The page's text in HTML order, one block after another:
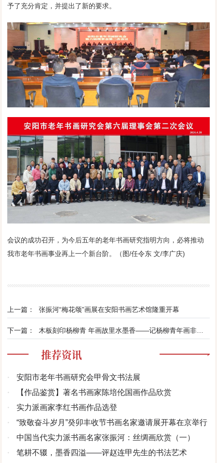
推荐资讯
·
安阳市老年书画研究会甲骨文书法展
·
【作品鉴赏】著名书画家陈培伦国画作品欣赏
·
实力派画家李红书画作品选登
·
“致敬奋斗岁月”癸卯丰收节书画名家邀请展开幕在京举行
·
中国当代实力派书画名家张振河：丝绸画欣赏（一）
·
笔耕不辍，墨香四溢——评赵连甲先生的书法艺术
予了充分肯定，并提出了新的要求。
会议的成功召开，为今后五年的老年书画研究指明方向，必将推动
我市老年书画事业再上一个新台阶。（图/任令东 文/李广庆)
上一篇： 张振河“梅花颂”画展在安阳书画艺术馆隆重开幕
下一篇： 木板刻印杨柳青 年画故里水墨香——记杨柳青年画非物质文化遗产代表性传承人臧金艳